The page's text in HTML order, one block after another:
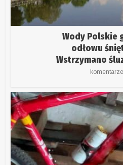
Wody Polskie
odłowu
Wstrzymano